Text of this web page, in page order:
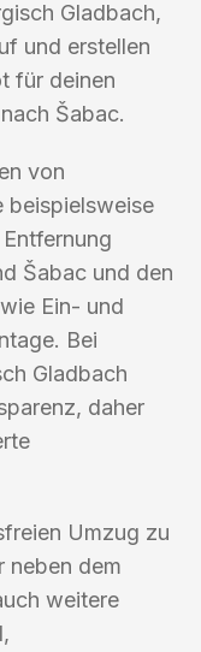
Gladbach,
und erstellen
für deinen
Šabac.
von
beispielsweise
Šabac und den
Ein- und
Bei
Gladbach
daher
Umzug zu
neben dem
weitere